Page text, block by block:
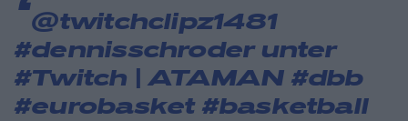
@twitchclipz1481
#dennisschroderunter
#Twitch | ATAMAN #dbb
#eurobasket #basketball